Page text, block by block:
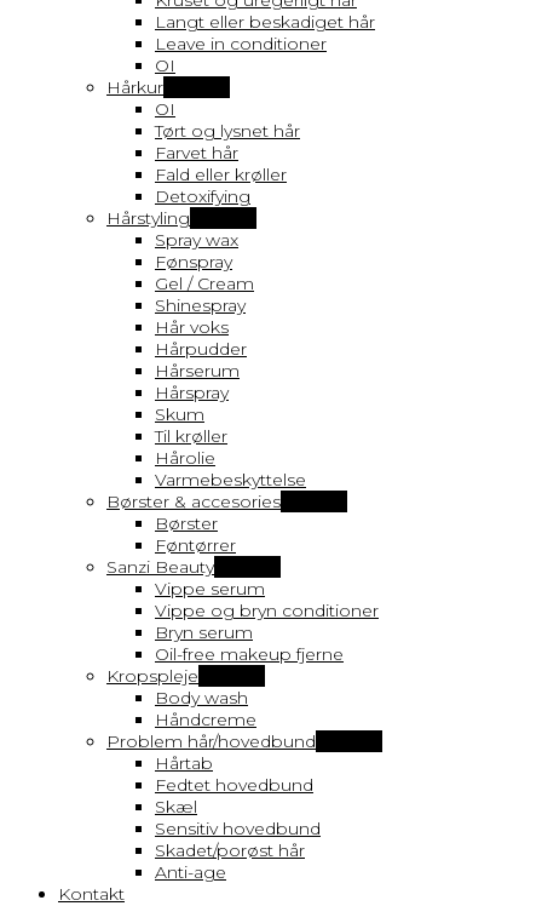
Langt eller beskadiget hår
Leave in conditioner
OI
Hårkur
OI
Tørt og lysnet hår
Farvet hår
Fald eller krøller
Detoxifying
Hårstyling
Spray wax
Fønspray
Gel / Cream
Shinespray
Hår voks
Hårpudder
Hårserum
Hårspray
Skum
Til krøller
Hårolie
Varmebeskyttelse
Børster & accesories
Børster
Føntørrer
Sanzi Beauty
Vippe serum
Vippe og bryn conditioner
Bryn serum
Oil-free makeup fjerne
Kropspleje
Body wash
Håndcreme
Problem hår/hovedbund
Hårtab
Fedtet hovedbund
Skæl
Sensitiv hovedbund
Skadet/porøst hår
Anti-age
Kontakt